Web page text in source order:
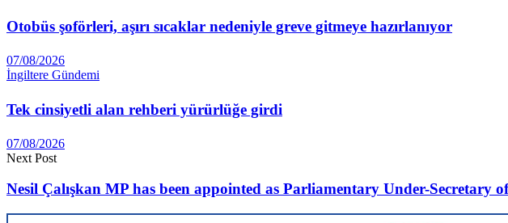
Otobüs şoförleri, aşırı sıcaklar nedeniyle greve gitmeye hazırlanıyor
07/08/2026
İngiltere Gündemi
Tek cinsiyetli alan rehberi yürürlüğe girdi
07/08/2026
Next Post
Nesil Çalışkan MP has been appointed as Parliamentary Under-